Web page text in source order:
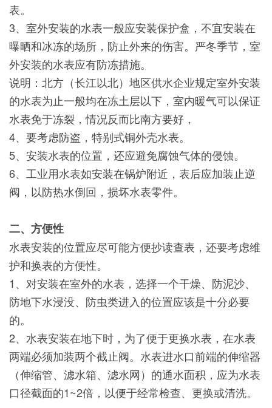
表。
3、室外安装的水表一般应安装保护盒，不宜安装在
曝晒和冰冻的场所，防止外来的伤害。严冬季节，室
外安装的水表应有防冻措施。
说明：北方（长江以北）地区供水企业规定室外安装
的水表为止一般均在冻土层以下，室内暖气可以保证
水表免于冻裂，情况反而比南方要好，
4、要考虑防盗，特别式铜外壳水表。
5、安装水表的位置，还应避免腐蚀气体的侵蚀。
6、工业用水表如安装在锅炉附近，表后应加装止逆
阀，以防热水倒回，损坏水表零件。
二、方便性
水表安装的位置应尽可能方便抄读查表，还要考虑维
护和换表的方便性。
1、对安装在室外的水表，选择一个干燥、防泥沙、
防地下水浸没、防虫类进入的位置应该是十分必要
的。
2、水表安装在地下时，为了便于更换水表，在水表
两端必须加装两个截止阀。水表进水口前端的伸缩器
（伸缩管、滤水箱、滤水网）的通水面积，应为水表
口径截面的1~2倍，以便于经常检查、更换或清洗。